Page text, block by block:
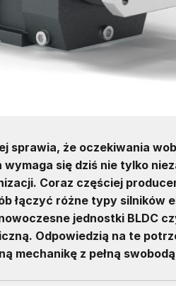
sprawia, że oczekiwania
się dziś nie tylko
Coraz częściej
łączyć różne typy silników
jednostki BLDC
Odpowiedzią na te
mechanikę z pełną